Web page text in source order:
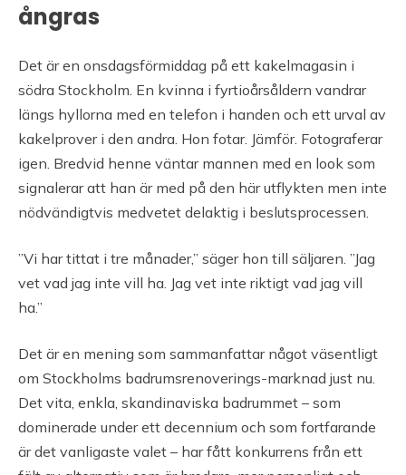
ångras
Det är en onsdagsförmiddag på ett kakelmagasin i
södra Stockholm. En kvinna i fyrtioårsåldern vandrar
längs hyllorna med en telefon i handen och ett urval av
kakelprover i den andra. Hon fotar. Jämför. Fotograferar
igen. Bredvid henne väntar mannen med en look som
signalerar att han är med på den här utflykten men inte
nödvändigtvis medvetet delaktig i beslutsprocessen.
”Vi har tittat i tre månader,” säger hon till säljaren. ”Jag
vet vad jag inte vill ha. Jag vet inte riktigt vad jag vill
ha.”
Det är en mening som sammanfattar något väsentligt
om Stockholms badrumsrenoverings-marknad just nu.
Det vita, enkla, skandinaviska badrummet – som
dominerade under ett decennium och som fortfarande
är det vanligaste valet – har fått konkurrens från ett